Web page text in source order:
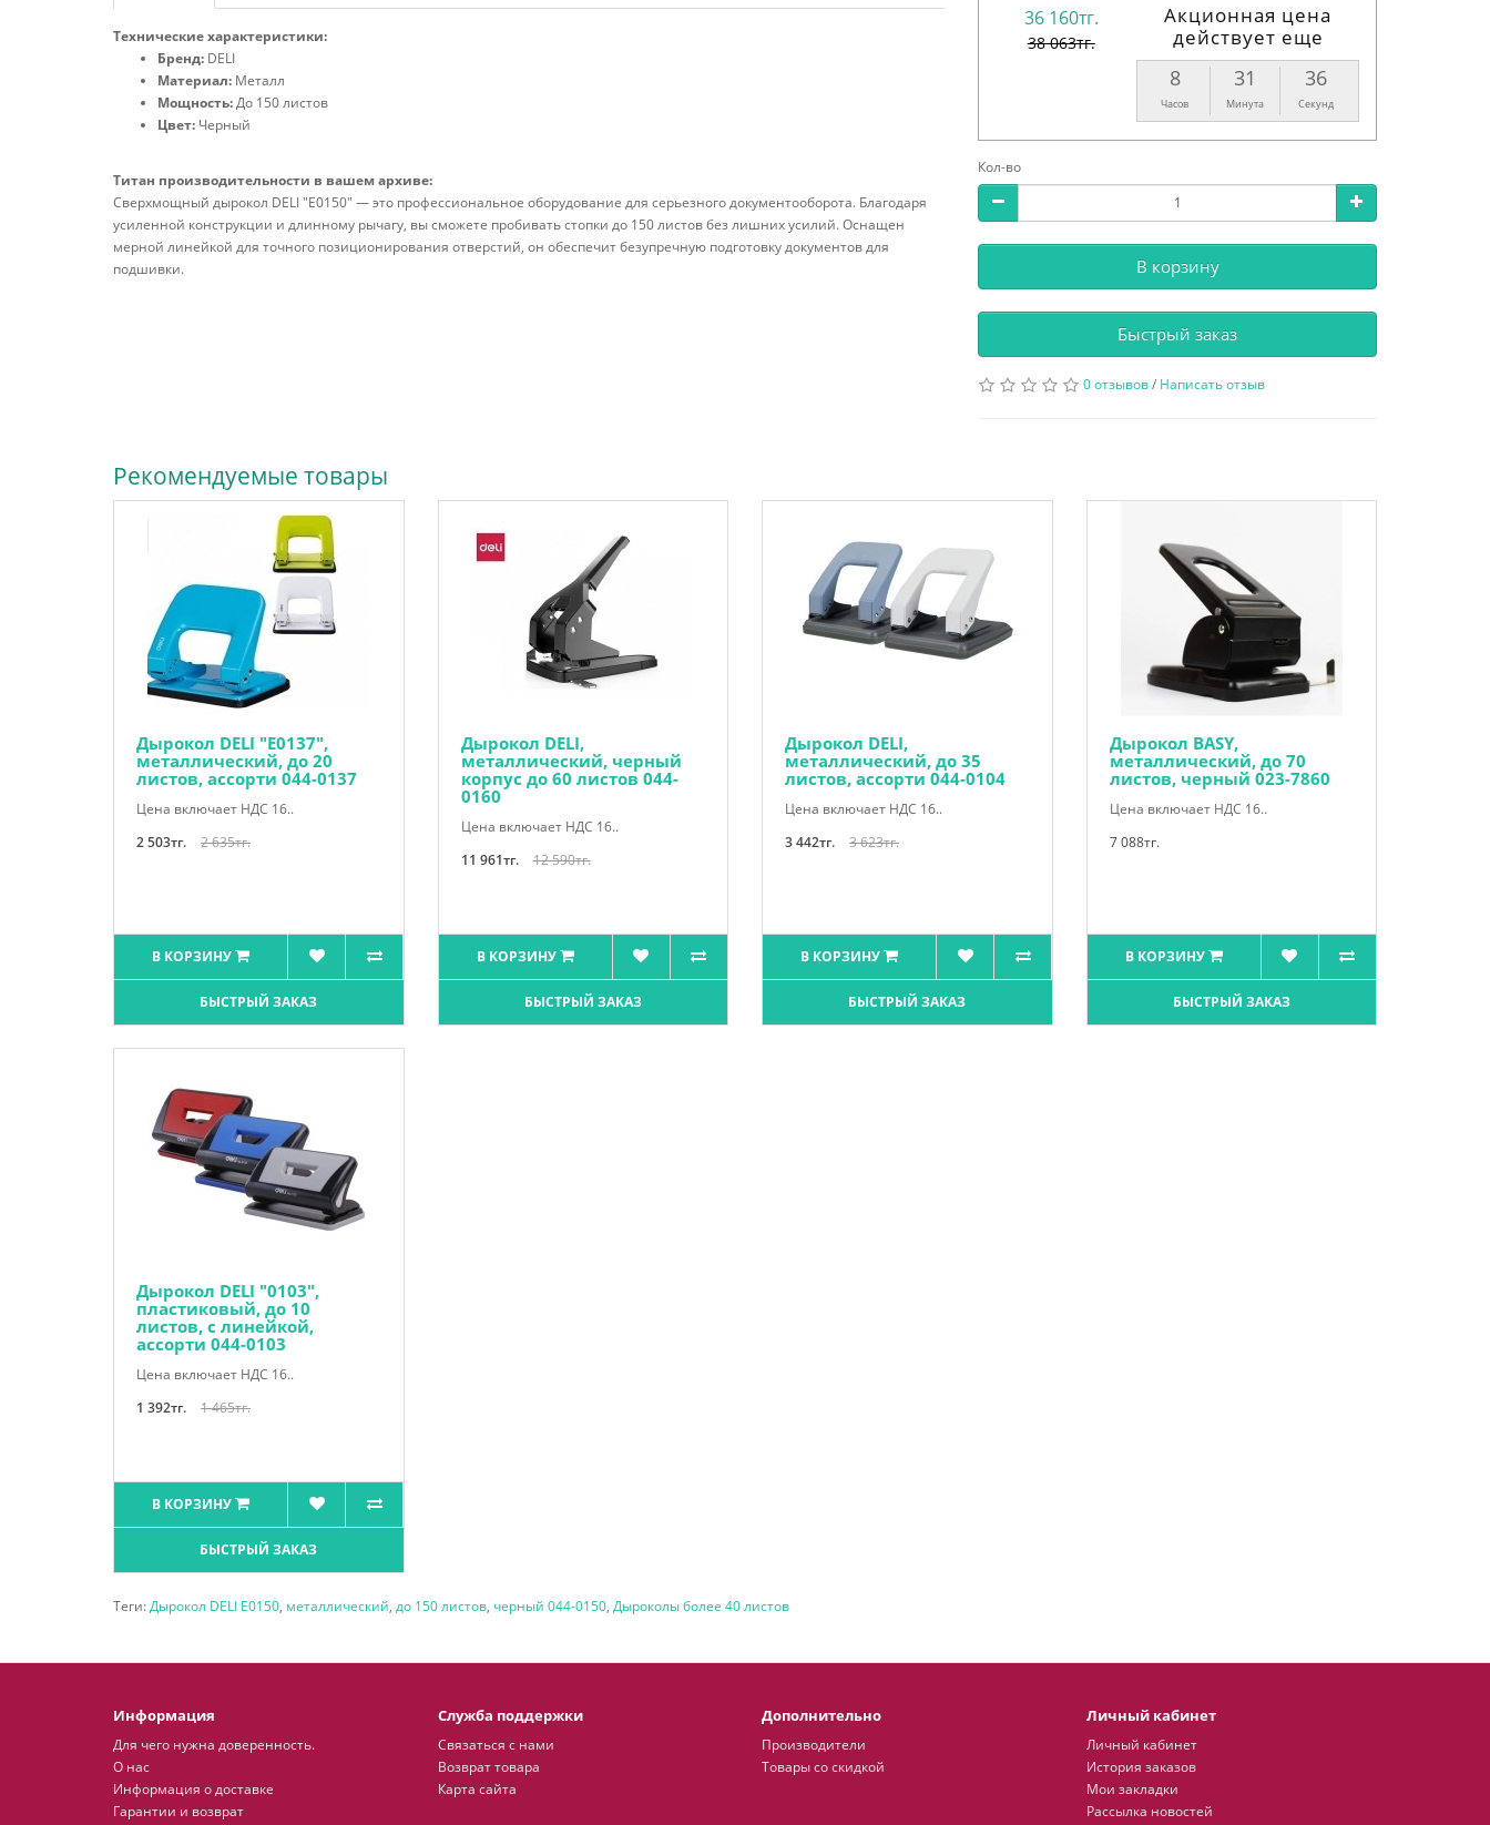
Технические характеристики:
Бренд: DELI
Материал: Металл
Мощность:До 150 листов
Цвет: Черный
Титан производительности в вашем архиве:
Сверхмощный дырокол DELI "Е0150" — это профессиональное оборудование для серьезного документооборота. Благодаря
усиленной конструкции и длинному рычагу, вы сможете пробивать стопки до 150 листов без лишних усилий. Оснащен
мерной линейкой для точного позиционирования отверстий, он обеспечит безупречную подготовку документов для
подшивки.
36 160тг.
38 063тг.
Акционная цена
действует еще
8
Часов
31
Минута
35
Секунд
Кол-во
В корзину
Быстрый заказ
0 отзывов/ Написать отзыв
Рекомендуемые товары
Дырокол DELI "Е0137",
металлический, до 20
листов, ассорти 044-0137
Цена включает НДС 16..
2 503тг.
2 635тг.
В КОРЗИНУ
БЫСТРЫЙ ЗАКАЗ
Дырокол DELI,
металлический, черный
корпус до 60 листов 044-
0160
Цена включает НДС 16..
11 961тг.
12 590тг.
В КОРЗИНУ
БЫСТРЫЙ ЗАКАЗ
Дырокол DELI,
металлический, до 35
листов, ассорти 044-0104
Цена включает НДС 16..
3 442тг.
3 623тг.
В КОРЗИНУ
БЫСТРЫЙ ЗАКАЗ
Дырокол BASY,
металлический, до 70
листов, черный 023-7860
Цена включает НДС 16..
7 088тг.
В КОРЗИНУ
БЫСТРЫЙ ЗАКАЗ
Дырокол DELI "0103",
пластиковый, до 10
листов, с линейкой,
ассорти 044-0103
Цена включает НДС 16..
1 392тг.
1 465тг.
В КОРЗИНУ
БЫСТРЫЙ ЗАКАЗ
Теги:Дырокол DELI Е0150, металлический, до 150 листов, черный 044-0150, Дыроколы более 40 листов
Информация
Для чего нужна доверенность.
О нас
Информация о доставке
Гарантии и возврат
Служба поддержки
Связаться с нами
Возврат товара
Карта сайта
Дополнительно
Производители
Товары со скидкой
Личный кабинет
Личный кабинет
История заказов
Мои закладки
Рассылка новостей